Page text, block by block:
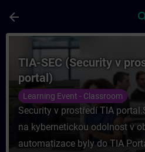
arrow_back
Kurs - TIA-SEC
TIA-SEC (Security v
portal)
Learning Event - Classroom
Security v prostředí TIA
na kybernetickou odolnost v
automatizace byly do TIA